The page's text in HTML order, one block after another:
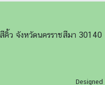
ว จังหวัดนครราชสีมา
Designed